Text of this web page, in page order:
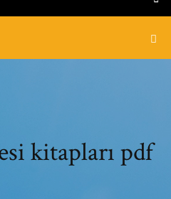
kitapları pdf